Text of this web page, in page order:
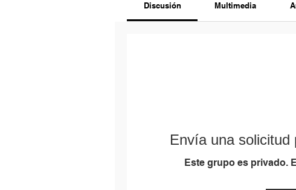
Discusión Multimedia
Envía una
Este grupo es privado.